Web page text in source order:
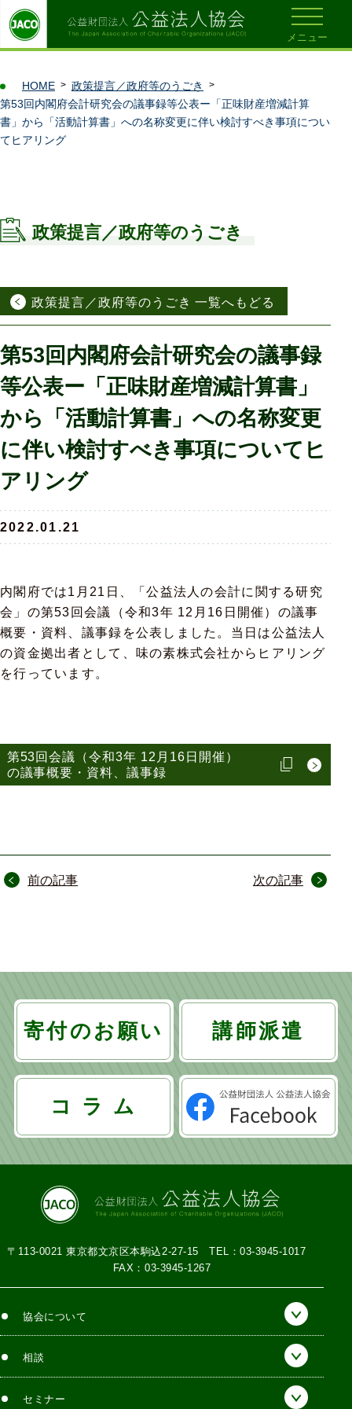
メニュー
HOME
政策提言／政府等のうごき
第53回内閣府会計研究会の議事録等公表ー「正味財産増減計算
書」から「活動計算書」への名称変更に伴い検討すべき事項につい
てヒアリング
政策提言／政府等のうごき
政策提言／政府等のうごき 一覧へもどる
第53回内閣府会計研究会の議事録
等公表ー「正味財産増減計算書」
から「活動計算書」への名称変更
に伴い検討すべき事項についてヒ
アリング
2022.01.21
内閣府では1月21日、「公益法人の会計に関する研究
会」の第53回会議（令和3年 12月16日開催）の議事
概要・資料、議事録を公表しました。当日は公益法人
の資金拠出者として、味の素株式会社からヒアリング
を行っています。
第53回会議（令和3年 12月16日開催）
の議事概要・資料、議事録
投
ゲ
シ
ョ
前の記事 次の記事
寄付のお願い 講師派遣
コ ラ ム
〒113-0021 東京都文京区本駒込2-27-15TEL：03-3945-1017
FAX：03-3945-1267
協会について
相談
セミナー